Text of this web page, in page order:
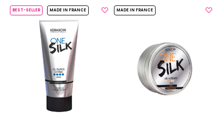
BEST-SELLER MADE IN FRANCE MADE IN FRANCE